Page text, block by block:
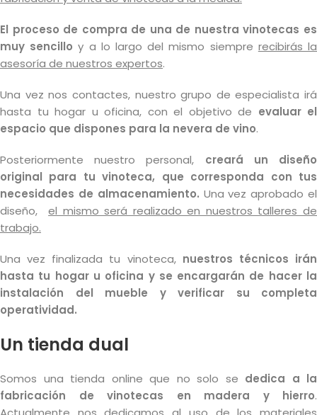
El proceso de compra de una de nuestra vinotecas es
muy sencillo y a lo largo del mismo siempre recibirás la
asesoría de nuestros expertos.
Una vez nos contactes, nuestro grupo de especialista irá
hasta tu hogar u oficina, con el objetivo de evaluar el
espacio que dispones para la nevera de vino.
Posteriormente nuestro personal, creará un diseño
original para tu vinoteca, que corresponda con tus
necesidades de almacenamiento. Una vez aprobado el
diseño,el mismo será realizado en nuestros talleres de
trabajo.
Una vez finalizada tu vinoteca, nuestros técnicos irán
hasta tu hogar u oficina y se encargarán de hacer la
instalación del mueble y verificar su completa
operatividad.
Un tienda dual
Somos una tienda online que no solo se dedica a la
fabricación de vinotecas en madera y hierro.